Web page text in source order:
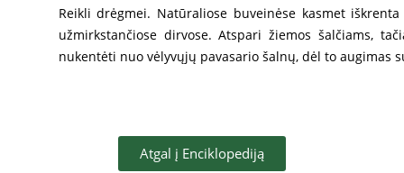
Reikli drėgmei. Natūraliose buveinėse kasmet
užmirkstančiose dirvose. Atspari žiemos šalčiams,
nukentėti nuo vėlyvųjų pavasario šalnų, dėl to augimas
Atgal į Enciklopediją